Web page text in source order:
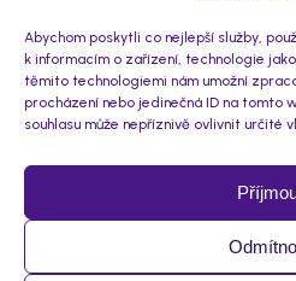
Abychom poskytli co nejlepší služby,
k informacím o zařízení, technologie
těmito technologiemi nám umožní
procházení nebo jedinečná ID na tomto
souhlasu může nepříznivě ovlivnit určité